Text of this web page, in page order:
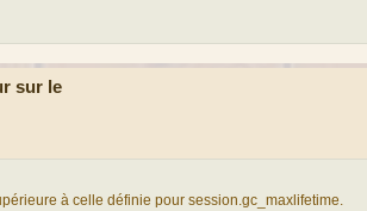
sur le
à celle définie pour session.gc_maxlifetime.